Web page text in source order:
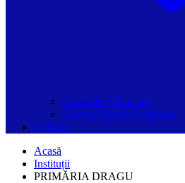
Grupurile Whatsapp
Spațiul Ghidul Primăriilor
Contact
Acasă
Instituții
PRIMĂRIA DRAGU